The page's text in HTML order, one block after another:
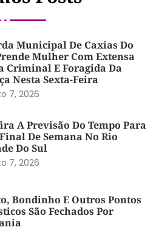
Municipal De Caxias Do
Mulher Com Extensa
Criminal E Foragida Da
Nesta Sexta-Feira
7, 2026
A Previsão Do Tempo Para
De Semana No Rio
Do Sul
7, 2026
Bondinho E Outros Pontos
São Fechados Por